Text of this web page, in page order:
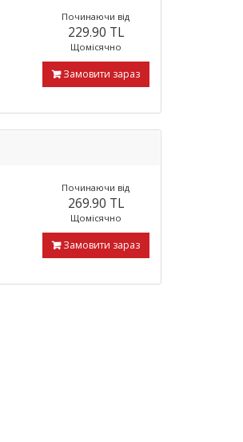
Починаючи від
229.90 TL
Щомісячно
Замовити зараз
Починаючи від
269.90 TL
Щомісячно
Замовити зараз